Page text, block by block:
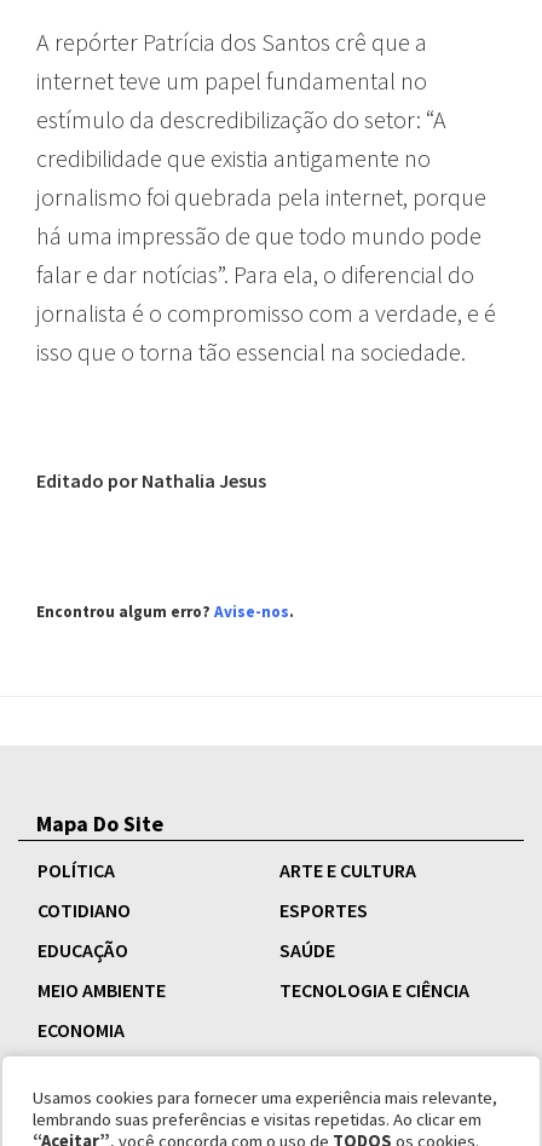
A repórter Patrícia dos Santos crê que a
internet teve um papel fundamental no
estímulo da descredibilização do setor: “A
credibilidade que existia antigamente no
jornalismo foi quebrada pela internet, porque
há uma impressão de que todo mundo pode
falar e dar notícias”. Para ela, o diferencial do
jornalista é o compromisso com a verdade, e é
isso que o torna tão essencial na sociedade.
Editado por Nathalia Jesus
Encontrou algum erro? Avise-nos.
Mapa Do Site
POLÍTICA
ARTE E CULTURA
COTIDIANO
ESPORTES
EDUCAÇÃO
SAÚDE
MEIO AMBIENTE
TECNOLOGIA E CIÊNCIA
ECONOMIA
Usamos cookies para fornecer uma experiência mais relevante,
lembrando suas preferências e visitas repetidas. Ao clicar em
“Aceitar”, você concorda com o uso de TODOS os cookies.